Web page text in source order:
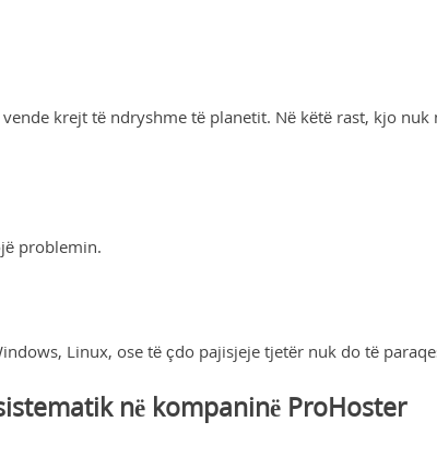
krejt të ndryshme të planetit. Në këtë rast, kjo
problemin.
Linux, ose të çdo pajisjeje tjetër nuk do të
në kompaninë ProHoster